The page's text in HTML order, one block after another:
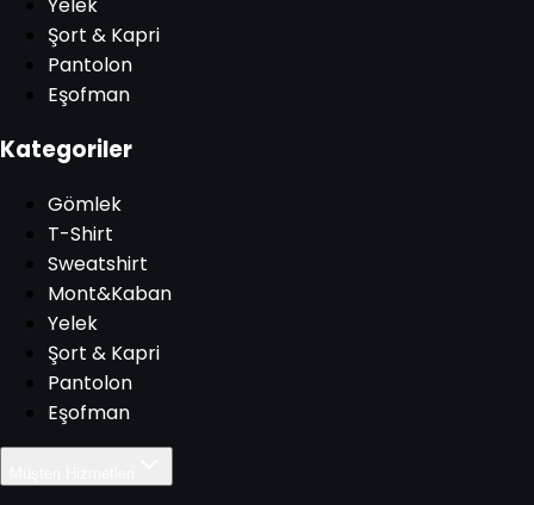
Yelek
Şort & Kapri
Pantolon
Eşofman
Kategoriler
Gömlek
T-Shirt
Sweatshirt
Mont&Kaban
Yelek
Şort & Kapri
Pantolon
Eşofman